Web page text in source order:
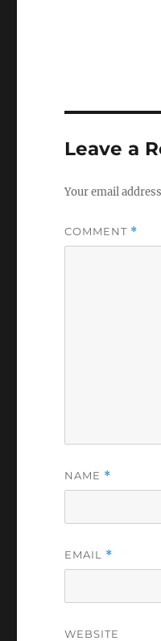
Leave a
Your email
COMMENT *
NAME *
EMAIL *
WEBSITE